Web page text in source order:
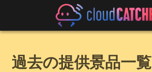
過去の提供景品一覧